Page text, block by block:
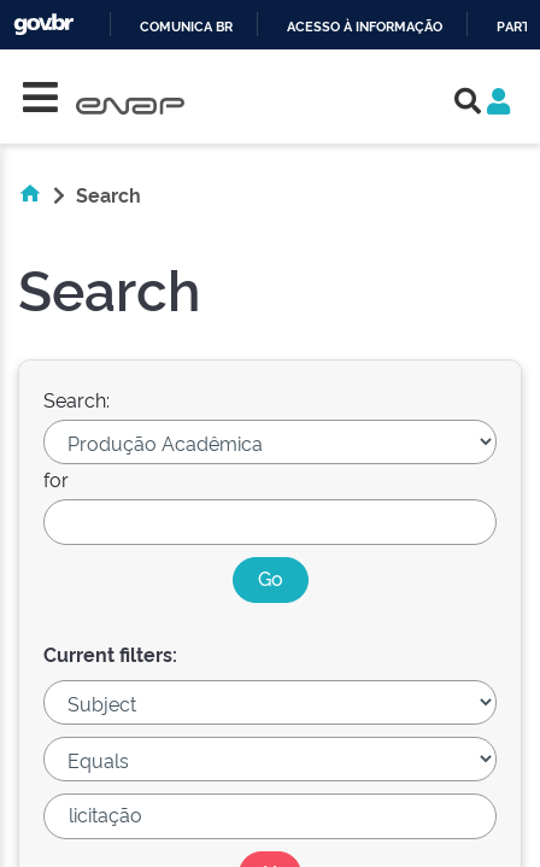
COMUNICA BR ACESSO À INFORMAÇÃO
Search
Search
Search:
for
Current filters: